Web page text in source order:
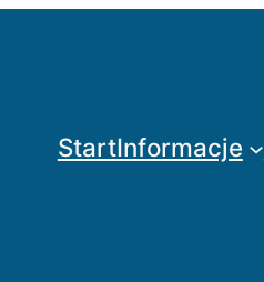
StartInformacje